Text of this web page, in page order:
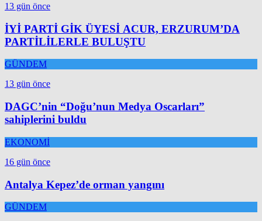
13 gün önce
İYİ PARTİ GİK ÜYESİ ACUR, ERZURUM’DA
PARTİLİLERLE BULUŞTU
GÜNDEM
13 gün önce
DAGC’nin “Doğu’nun Medya Oscarları”
sahiplerini buldu
EKONOMİ
16 gün önce
Antalya Kepez’de orman yangını
GÜNDEM